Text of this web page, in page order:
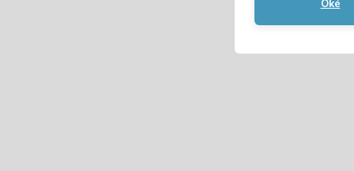
Oké